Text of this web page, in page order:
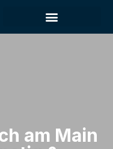
am Main​